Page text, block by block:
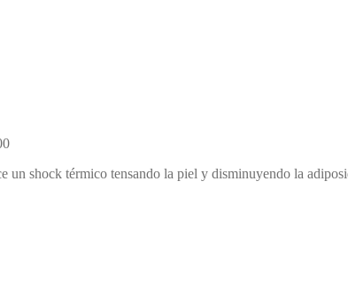
shock térmico tensando la piel y disminuyendo la